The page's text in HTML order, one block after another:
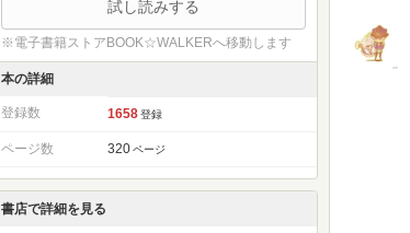
試し読みする
※電子書籍ストアBOOK☆WALKERへ移動します
本の詳細
登録数 1658 登録
ページ数 320 ページ
書店で詳細を見る